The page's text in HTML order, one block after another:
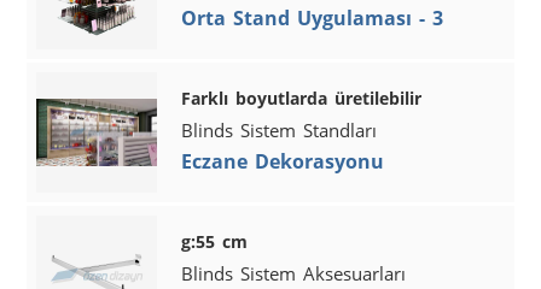
Orta Stand Uygulaması - 3
Farklı boyutlarda üretilebilir
Blinds Sistem Standları
Eczane Dekorasyonu
g:55 cm
Blinds Sistem Aksesuarları